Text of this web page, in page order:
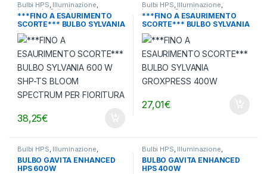
Bulbi HPS, Illuminazione,
Lampade Orticultura
***FINO A ESAURIMENTO
SCORTE*** BULBO SYLVANIA
600 W SHP-TS BLOOM
SPECTRUM PER FIORITURA
38,25€
Bulbi HPS, Illuminazione,
Lampade Orticultura
***FINO A ESAURIMENTO
SCORTE*** BULBO SYLVANIA
GROXPRESS 400W
27,01€
Bulbi HPS, Illuminazione,
Lampade Orticultura
BULBO GAVITA ENHANCED
HPS 600W
Bulbi HPS, Illuminazione,
Lampade Orticultura
BULBO GAVITA ENHANCED
HPS 400W